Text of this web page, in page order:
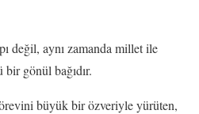
değil, aynı zamanda millet ile
gönül bağıdır.
büyük bir özveriyle yürüten,